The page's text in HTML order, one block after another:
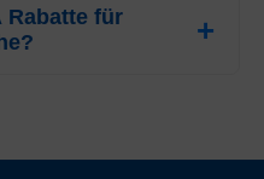
CHF 259.95
auf das HMO-Modell
Rabatte für